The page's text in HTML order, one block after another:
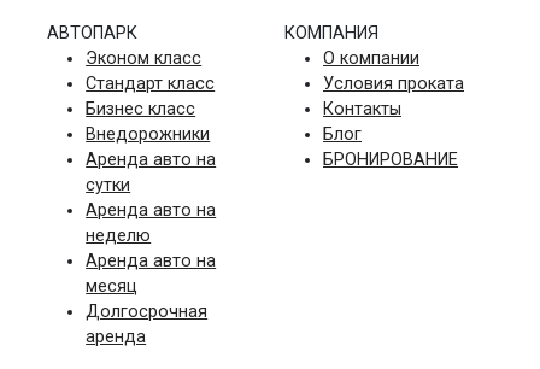
АВТОПАРК
Эконом класс
Стандарт класс
Бизнес класс
Внедорожники
Аренда авто на
сутки
Аренда авто на
неделю
Аренда авто на
месяц
Долгосрочная
аренда
КОМПАНИЯ
О компании
Условия проката
Контакты
Блог
БРОНИРОВАНИЕ